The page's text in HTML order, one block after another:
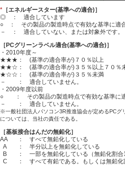
* ［エネルギースター(基準への適合)］
◎ ： 適合しています
○ ： その製品の製造時点で有効な基準に適合
－ ： 適合していない、または対象外です。
［PCグリーンラベル適合(基準への適合)］
・2010年度～
★★★： (基準の適合率が)７０％以上
★★☆： (基準の適合率が)３５％以上７０％
★☆☆： (基準の適合率が)３５％未満
－ ： 適合していません。
・2009年度以前
○ ： その製品の製造時点で有効な基準に適
－ ： 適合していません。
※一般社団法人パソコン3R推進協会が定めるPCグ
については、当社の責任である。
［基板接合はんだの無鉛化］
AA
： すべて無鉛化している
A
： 半分以上を無鉛化している
B
： 一部を無鉛化している（無鉛化割合
C
： すべて有鉛である。もしくは無鉛